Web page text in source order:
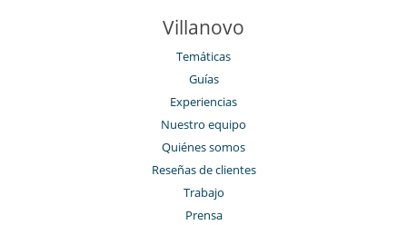
Villanovo
Temáticas
Guías
Experiencias
Nuestro equipo
Quiénes somos
Reseñas de clientes
Trabajo
Prensa